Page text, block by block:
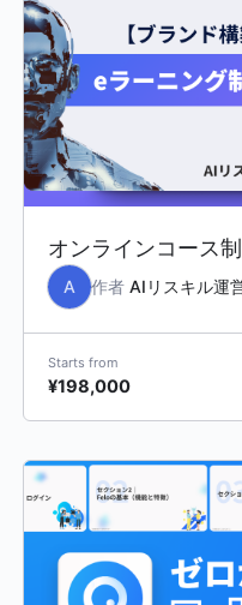
オンラインコース
A 作者 AIリスキル運
Starts from
¥198,000